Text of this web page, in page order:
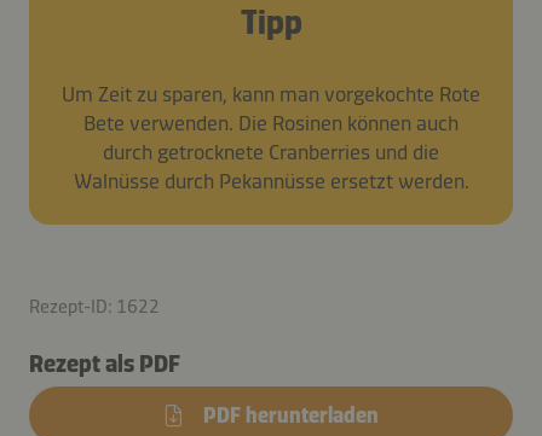
Tipp
Um Zeit zu sparen, kann man vorgekochte Rote
Bete verwenden. Die Rosinen können auch
durch getrocknete Cranberries und die
Walnüsse durch Pekannüsse ersetzt werden.
Rezept-ID: 1622
Rezept als PDF
PDF herunterladen